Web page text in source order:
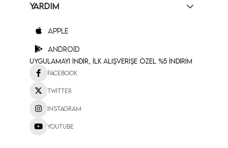
YARDIM
Apple
Android
Uygulamayı İndir, İlk Alışverişe Özel %5 İndirim
Facebook
Twitter
Instagram
Youtube